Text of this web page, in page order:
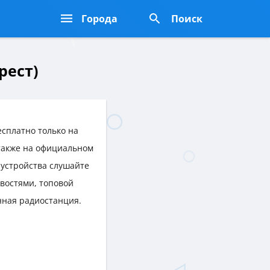
Города Поиск
только на
на официальном
слушайте
топовой
радиостанция.